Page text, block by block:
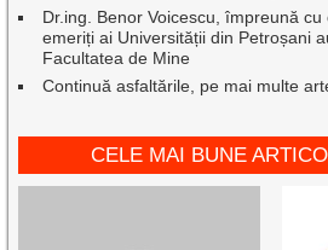
Dr.ing. Benor Voicescu, împreună
emeriți ai Universității din Petroșani
Facultatea de Mine
Continuă asfaltările, pe mai multe
CELE MAI BUNE